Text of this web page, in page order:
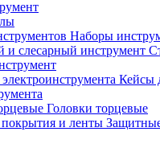
Наборы
Кейсы
Головки торцевые